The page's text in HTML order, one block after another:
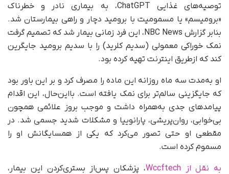
توصیه‌های غذایی ChatGPT، به بیماری نادر و خطرناک
«برومیسم» یا مسمومیت با برومید دچار و راهی بیمارستان شد.
بنابر گزارش NBC News، این فرد زمانی بیمار شد که تصمیم گرفت
نمک خوراکی معمولی (سدیم کلرید) را با سدیم برومید جایگرین
کند که ازطریق اینترنت تهیه کرده بود.
او به‌مدت سه ماه روزانه این ماده را مصرف کرد و بر این باور بود
که جایگزینی سالم‌تر برای نمک یافته است. بااین‌حال، این اقدام
پیامدهای جدی به‌همراه داشت و موجب بروز علائمی همچون
بی‌خوابی، روان‌پریشی، پارانوییا و مشکلات شدید جسمی شد. در
مقطعی او حتی تصور می‌کرد که یکی از همسایگانش او را
مسموم کرده است.
به نقل از Wccftech
، پزشکان پس‌از بستری‌کردن این بیمار،